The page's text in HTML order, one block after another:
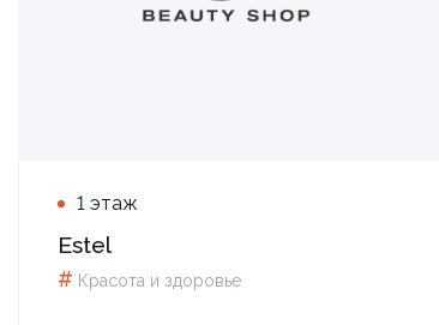
1 этаж
Estel
# Красота и здоровье